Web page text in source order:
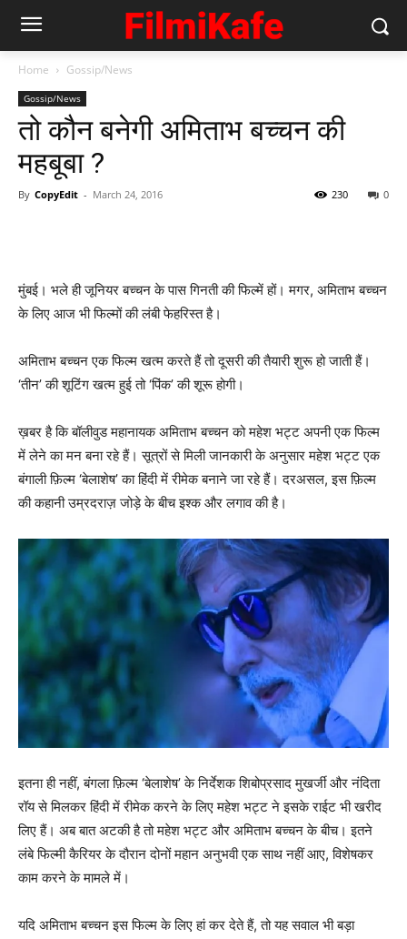
Home Gossip/News
Gossip/News
तो कौन बनेगी अमिताभ बच्‍चन की
महबूबा ?
By CopyEdit - March 24, 2016 0
230
मुंबई। भले ही जूनियर बच्‍चन के पास गिनती की फिल्‍में हों। मगर, अमिताभ बच्‍चन
के लिए आज भी फिल्‍मों की लंबी फेहरिस्‍त है।
अमिताभ बच्‍चन एक फिल्‍म खत्‍म करते हैं तो दूसरी की तैयारी शुरू हो जाती हैं।
‘तीन’ की शूटिंग खत्‍म हुई तो ‘पिंक’ की शूरू होगी।
ख़बर है कि बॉलीवुड महानायक अमिताभ बच्‍चन को महेश भट्ट अपनी एक फिल्‍म
में लेने का मन बना रहे हैं। सूत्रों से मिली जानकारी के अनुसार महेश भट्ट एक
बंगाली फ़िल्म ‘बेलाशेष’ का हिंदी में रीमेक बनाने जा रहे हैं। दरअसल, इस फ़िल्म
की कहानी उम्रदराज़ जोड़े के बीच इश्‍क और लगाव की है।
इतना ही नहीं, बंगला फ़िल्म ‘बेलाशेष’ के निर्देशक शिबोप्रसाद मुखर्जी और नंदिता
रॉय से मिलकर हिंदी में रीमेक करने के लिए महेश भट्ट ने इसके राईट भी खरीद
लिए हैं। अब बात अटकी है तो महेश भट्ट और अमिताभ बच्‍चन के बीच। इतने
लंबे फिल्‍मी कैरियर के दौरान दोनों महान अनुभवी एक साथ नहीं आए, विशेषकर
काम करने के मामले में।
यदि अमिताभ बच्‍चन इस फिल्‍म के लिए हां कर देते हैं, तो यह सवाल भी बड़ा